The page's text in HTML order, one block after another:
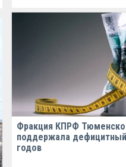
Фракция КПРФ
поддержала
годов